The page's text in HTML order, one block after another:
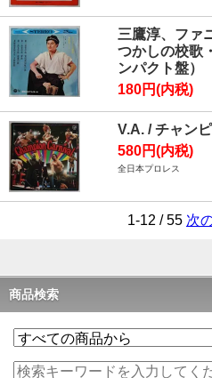
三鷹淳、ファ
つかしの校歌
ンパクト盤）
180円(内税)
V.A. / チャン
580円(内税)
全日本プロレス
1-12 / 55 次
商品検索